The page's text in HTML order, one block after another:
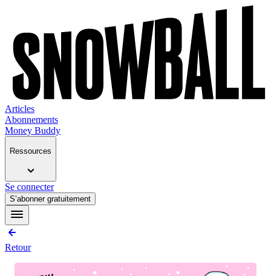
Articles
Abonnements
Money Buddy
Ressources
Se connecter
S’abonner gratuitement
Retour